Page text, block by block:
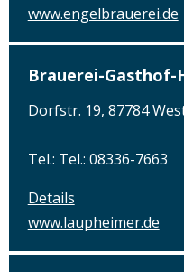
www.engelbrauerei.de
Brauerei-
Dorfstr. 19, 87784
Tel.: Tel.: 08336-7663
Details
www.laupheimer.de